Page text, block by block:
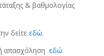
& βαθμολογίας
δείτε εδώ.
απασχόληση εδώ.